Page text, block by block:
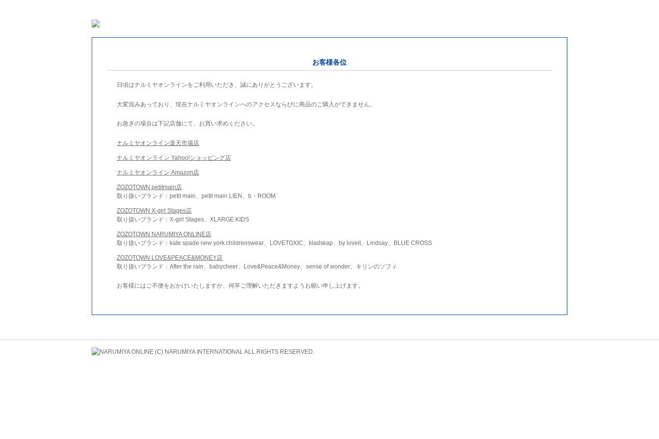
お客様各位
日頃はナルミヤオンラインをご利用いただき、誠にありがとうございます。
大変混みあっており、現在ナルミヤオンラインへのアクセスならびに商品のご購入ができません。
お急ぎの場合は下記店舗にて、お買い求めください。
ナルミヤオンライン楽天市場店
ナルミヤオンライン Yahoo!ショッピング店
ナルミヤオンライン Amazon店
ZOZOTOWN petitmain店
取り扱いブランド：petit main、petit main LIEN、b・ROOM
ZOZOTOWN X-girl Stages店
取り扱いブランド：X-girl Stages、XLARGE KIDS
ZOZOTOWN NARUMIYA ONLINE店
取り扱いブランド：kate spade new york childrenswear、LOVETOXIC、kladskap、by loveit、Lindsay、BLUE CROSS
ZOZOTOWN LOVE&PEACE&MONEY店
取り扱いブランド：After the rain、babycheer、Love&Peace&Money、sense of wonder、キリンのソフィ
お客様にはご不便をおかけいたしますが、何卒ご理解いただきますようお願い申し上げます。